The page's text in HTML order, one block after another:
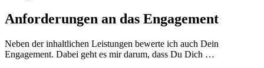
Anforderungen an das Engagement
Neben der inhaltlichen Leistungen bewerte ich auch Dein
Engagement. Dabei geht es mir darum, dass Du Dich …